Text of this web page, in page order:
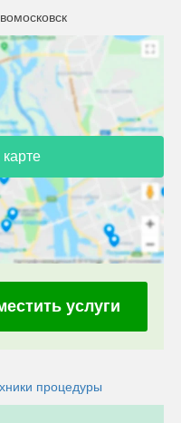
услуги
процедуры